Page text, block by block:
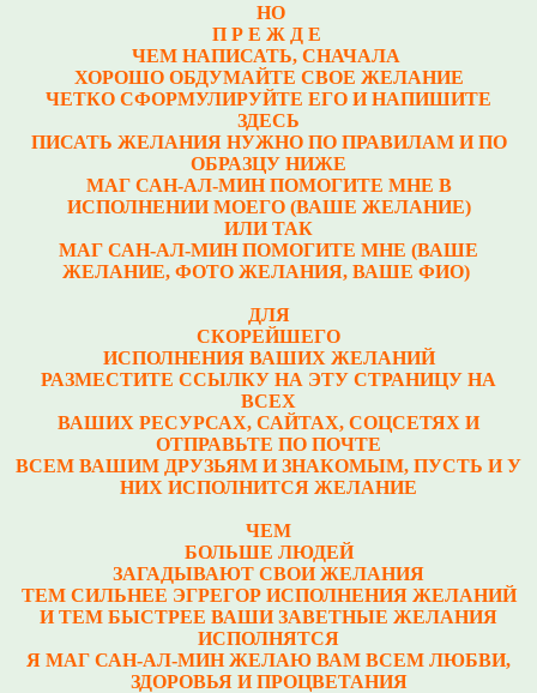
НО
П Р Е Ж Д Е
ЧЕМ НАПИСАТЬ, СНАЧАЛА
ХОРОШО ОБДУМАЙТЕ СВОЕ ЖЕЛАНИЕ
ЧЕТКО СФОРМУЛИРУЙТЕ ЕГО И НАПИШИТЕ
ЗДЕСЬ
ПИСАТЬ ЖЕЛАНИЯ НУЖНО ПО ПРАВИЛАМ И ПО
ОБРАЗЦУ НИЖЕ
МАГ САН-АЛ-МИН ПОМОГИТЕ МНЕ В
ИСПОЛНЕНИИ МОЕГО (ВАШЕ ЖЕЛАНИЕ)
ИЛИ ТАК
МАГ САН-АЛ-МИН ПОМОГИТЕ МНЕ (ВАШЕ
ЖЕЛАНИЕ, ФОТО ЖЕЛАНИЯ, ВАШЕ ФИО)
ДЛЯ
СКОРЕЙШЕГО
ИСПОЛНЕНИЯ ВАШИХ ЖЕЛАНИЙ
РАЗМЕСТИТЕ ССЫЛКУ НА ЭТУ СТРАНИЦУ НА
ВСЕХ
ВАШИХ РЕСУРСАХ, САЙТАХ, СОЦСЕТЯХ И
ОТПРАВЬТЕ ПО ПОЧТЕ
ВСЕМ ВАШИМ ДРУЗЬЯМ И ЗНАКОМЫМ, ПУСТЬ И У
НИХ ИСПОЛНИТСЯ ЖЕЛАНИЕ
ЧЕМ
БОЛЬШЕ ЛЮДЕЙ
ЗАГАДЫВАЮТ СВОИ ЖЕЛАНИЯ
ТЕМ СИЛЬНЕЕ ЭГРЕГОР ИСПОЛНЕНИЯ ЖЕЛАНИЙ
И ТЕМ БЫСТРЕЕ ВАШИ ЗАВЕТНЫЕ ЖЕЛАНИЯ
ИСПОЛНЯТСЯ
Я МАГ САН-АЛ-МИН ЖЕЛАЮ ВАМ ВСЕМ ЛЮБВИ,
ЗДОРОВЬЯ И ПРОЦВЕТАНИЯ